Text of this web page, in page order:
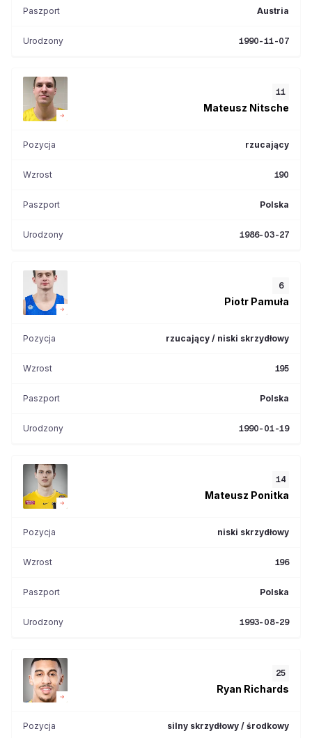
Paszport Austria
Urodzony 1990-11-07
11
Mateusz Nitsche
Pozycja rzucający
Wzrost 190
Paszport Polska
Urodzony 1986-03-27
6
Piotr Pamuła
Pozycja rzucający / niski skrzydłowy
Wzrost 195
Paszport Polska
Urodzony 1990-01-19
14
Mateusz Ponitka
Pozycja niski skrzydłowy
Wzrost 196
Paszport Polska
Urodzony 1993-08-29
25
Ryan Richards
Pozycja silny skrzydłowy / środkowy